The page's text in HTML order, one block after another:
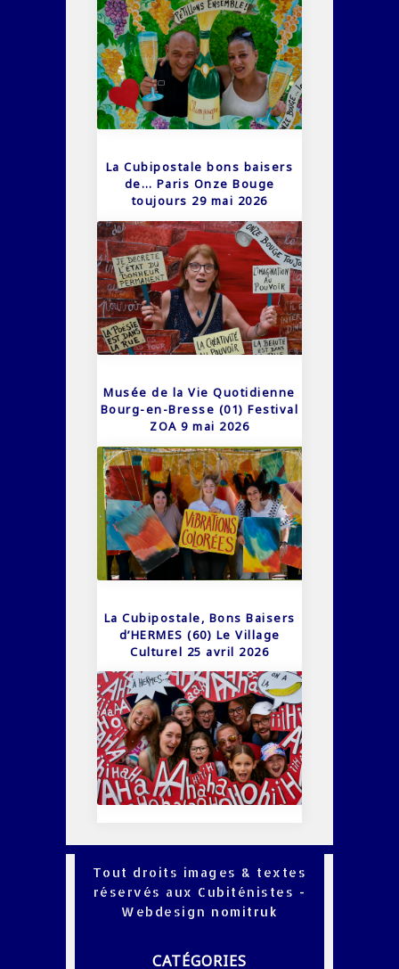
La Cubipostale bons baisers
de… Paris Onze Bouge
toujours 29 mai 2026
Musée de la Vie Quotidienne
Bourg-en-Bresse (01) Festival
ZOA 9 mai 2026
La Cubipostale, Bons Baisers
d’HERMES (60) Le Village
Culturel 25 avril 2026
Tout droits images & textes
réservés aux Cubiténistes -
Webdesign nomitruk
CATÉGORIES